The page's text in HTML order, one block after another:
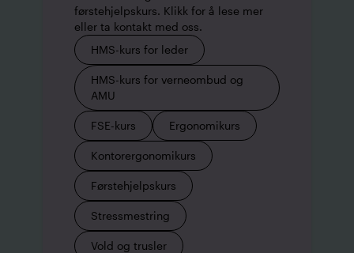
førstehjelpskurs. Klikk for å lese mer
eller ta kontakt med oss.
HMS-kurs for leder
HMS-kurs for verneombud og
AMU
FSE-kurs Ergonomikurs
Kontorergonomikurs
Førstehjelpskurs
Stressmestring
Vold og trusler